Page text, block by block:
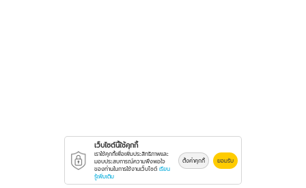
เว็บไซต์นี้ใช้คุกกี้
เราใช้คุกกี้เพื่อเพิ่มประสิทธิภาพและ
มอบประสบการณ์ความพึงพอใจ
ของท่านในการใช้งานเว็บไซต์ เรียน
รู้เพิ่มเติม
ตั้งค่าคุกกี้ ยอมรับ